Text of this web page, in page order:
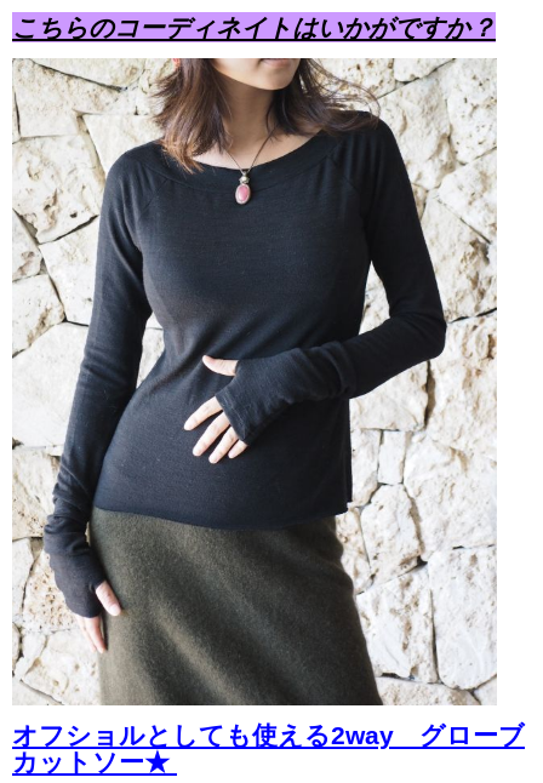
こちらのコーディネイトはいかがですか？
オフショルとしても使える2way グローブ
カットソー★